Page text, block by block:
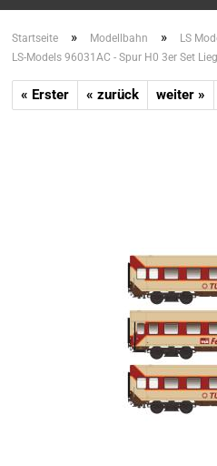
Startseite » Modellbahn » LS
LS-Models 96031AC - Spur H0 3er Set
« Erster « zurück weiter »